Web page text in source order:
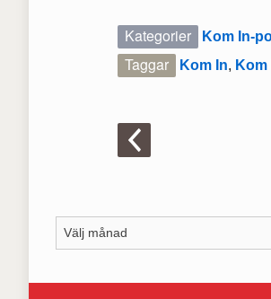
Kategorier Kom In-
Taggar Kom In,